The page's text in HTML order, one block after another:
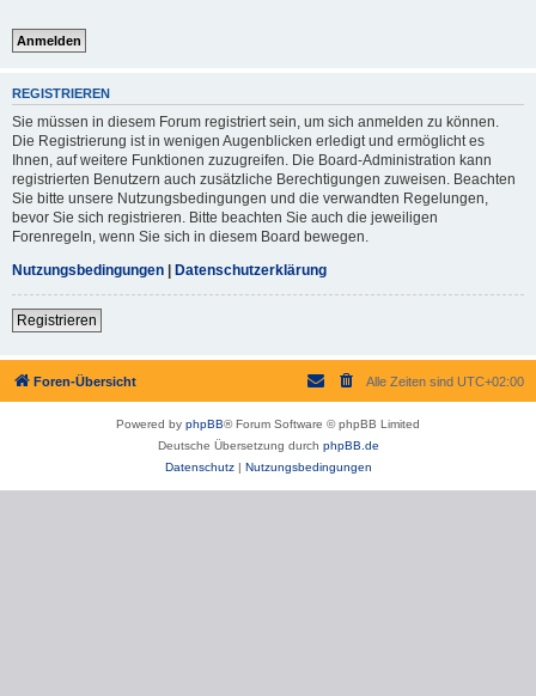
REGISTRIEREN
Sie müssen in diesem Forum registriert sein, um sich anmelden zu können.
Die Registrierung ist in wenigen Augenblicken erledigt und ermöglicht es
Ihnen, auf weitere Funktionen zuzugreifen. Die Board-Administration kann
registrierten Benutzern auch zusätzliche Berechtigungen zuweisen. Beachten
Sie bitte unsere Nutzungsbedingungen und die verwandten Regelungen,
bevor Sie sich registrieren. Bitte beachten Sie auch die jeweiligen
Forenregeln, wenn Sie sich in diesem Board bewegen.
Nutzungsbedingungen | Datenschutzerklärung
Registrieren
Foren-Übersicht Alle Zeiten sind UTC+02:00
Powered by phpBB® Forum Software © phpBB Limited
Deutsche Übersetzung durch phpBB.de
Datenschutz| Nutzungsbedingungen